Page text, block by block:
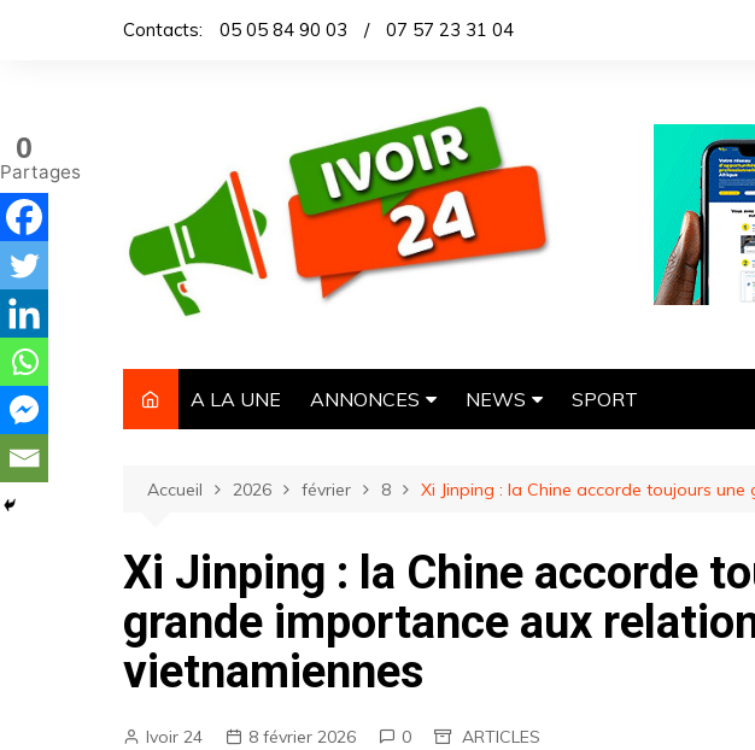
Contacts: 05 05 84 90 03 / 07 57 23 31 04
A LA UNE ANNONCES
AUTOMOBILE
AGENDA
EMPLOIS
MARCHES PUBLICS
NEWS
DEPECHE
SPORT
Accueil 2026 février 8 Xi Jinping : la Chine accorde toujours
Xi Jinping : la Chine accorde
grande importance aux
vietnamiennes
Ivoir 24 8 février 2026 0 ARTICLES
0
Partages